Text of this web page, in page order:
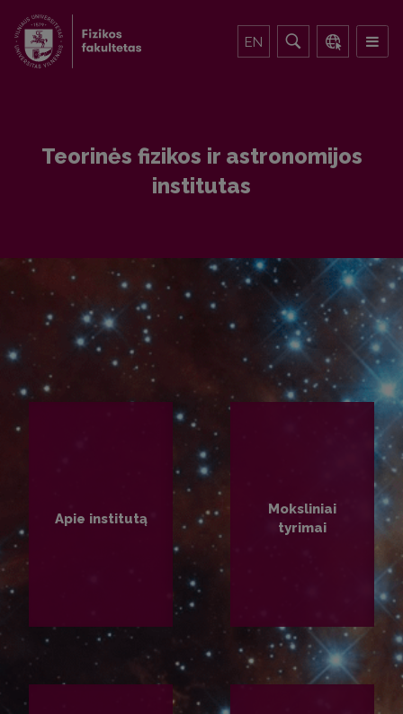
EN
Teorinės fizikos ir astronomijos
institutas
Apie institutą
Moksliniai
tyrimai